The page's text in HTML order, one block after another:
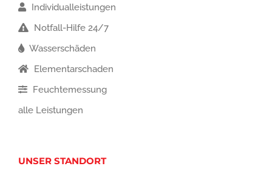
Individualleistungen
Notfall-Hilfe 24/7
Wasserschäden
Elementarschaden
Feuchtemessung
alle Leistungen
UNSER STANDORT